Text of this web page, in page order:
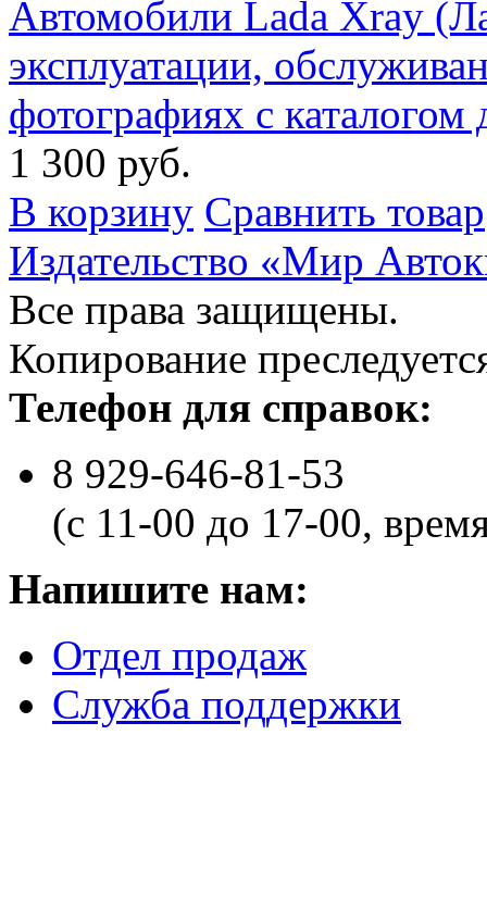
Автомобили Lada Xray
эксплуатации,
фотографиях с каталогом
1 300 руб.
В корзину Сравнить товар
Издательство «Мир
Все права защищены.
Копирование
Телефон для справок:
8 929-646-81-53
(с 11-00 до 17-00,
Напишите нам:
Отдел продаж
Служба поддержки